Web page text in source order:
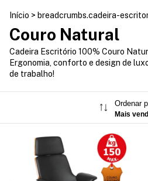
Início > breadcrumbs.cadeira-
Couro Natural
Cadeira Escritório 100% Couro
Ergonomia, conforto e design de
de trabalho!
Ordenar
Mais